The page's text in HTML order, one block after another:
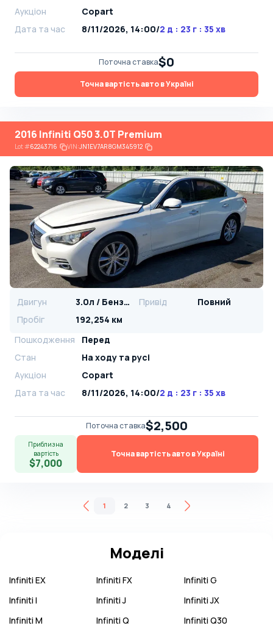
Аукціон
Copart
Дата та час
8/11/2026, 14:00/2 д : 23 г : 35 хв
Поточна ставка$0
Точна вартість авто в Україні
2016 Infiniti Q50 3.0T Premium
Lot#62243716 VIN:JN1EV7AR8GM345912
Двигун 3.0л / Бензин Привід
Повний
Пробіг
192,254 км
Пошкодження
Перед
Стан
На ​​ходу та русі
Аукціон
Copart
Дата та час
8/11/2026, 14:00/2 д : 23 г : 35 хв
Поточна ставка$2,500
Приблизна
вартість
$7,000
Точна вартість авто в Україні
1 2 3 4
Моделі
Infiniti EX Infiniti FX Infiniti G
Infiniti I Infiniti J InfinitiJX
Infiniti M Infiniti Q Infiniti Q30